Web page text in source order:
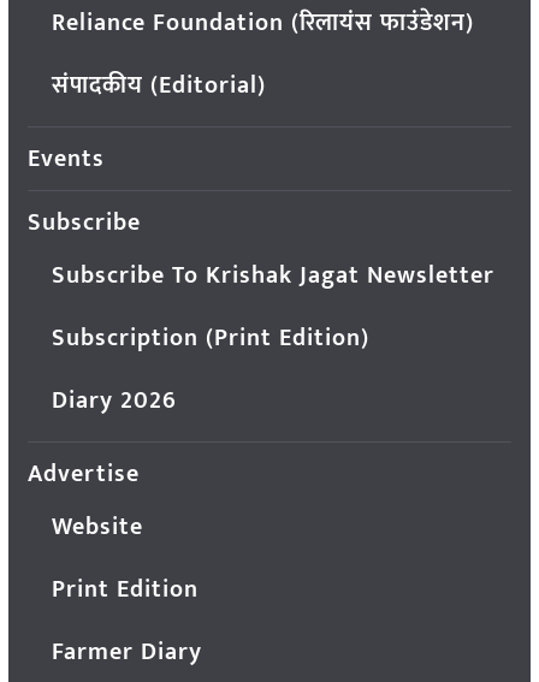
Reliance Foundation (रिलायंस फाउंडेशन)
संपादकीय (Editorial)
Events
Subscribe
Subscribe To Krishak Jagat Newsletter
Subscription (Print Edition)
Diary 2026
Advertise
Website
Print Edition
Farmer Diary